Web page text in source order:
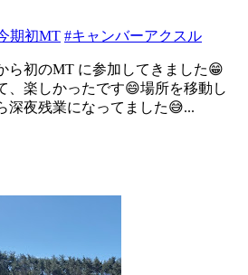
期初MT #キャンバーアクスル
ら初のMT に参加してきました😁
、楽しかったです😄場所を移動し
深夜残業になってました😅...